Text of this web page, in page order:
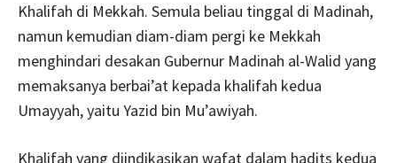
Khalifah di Mekkah. Semula beliau tinggal di Madinah,
namun kemudian diam-diam pergi ke Mekkah
menghindari desakan Gubernur Madinah al-Walid yang
memaksanya berbai’at kepada khalifah kedua
Umayyah, yaitu Yazid bin Mu’awiyah.
Khalifah yang diindikasikan wafat dalam hadits kedua